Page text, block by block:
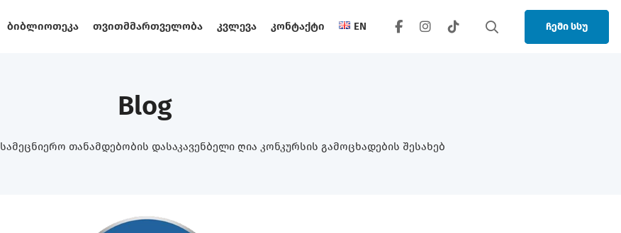
Ბიბლიოთეკა Თვითმმართველობა Კვლევა Კონტაქტი EN ჩემი სსუ
Blog
Სამეცნიერო Თანამდებობის Დასაკავენბელი Ღია Კონკურსის Გამოცხადების Შესახებ